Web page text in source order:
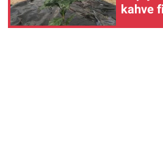
kahve
buluştu